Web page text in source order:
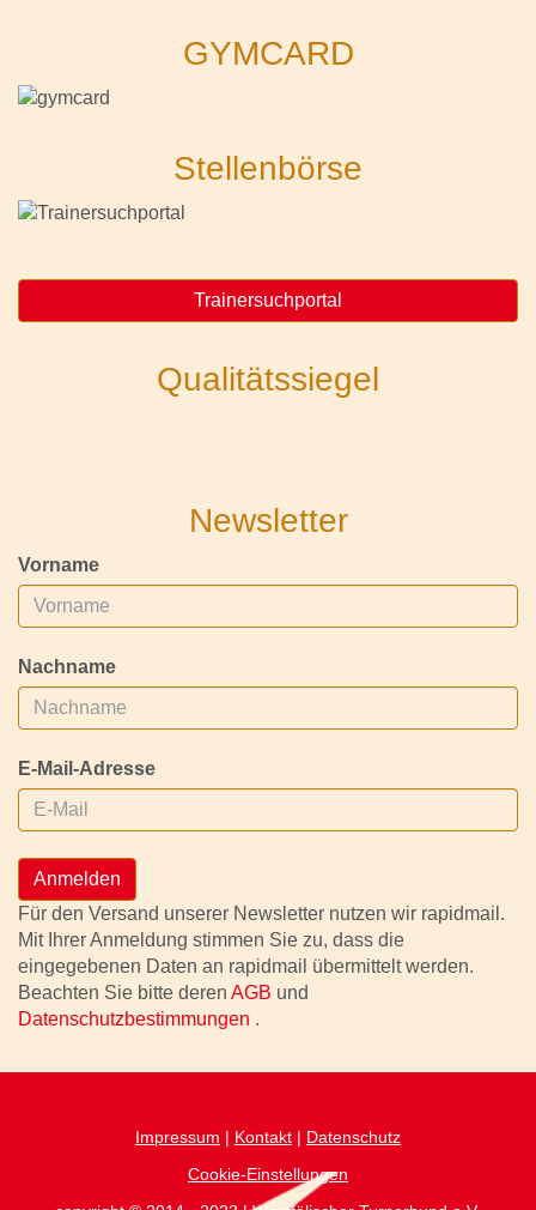
GYMCARD
Stellenbörse
Trainersuchportal
Qualitätssiegel
Newsletter
Vorname
Nachname
E-Mail-Adresse
Anmelden
Für den Versand unserer Newsletter nutzen wir rapidmail.
Mit Ihrer Anmeldung stimmen Sie zu, dass die
eingegebenen Daten an rapidmail übermittelt werden.
Beachten Sie bitte deren AGB und
Datenschutzbestimmungen .
Impressum | Kontakt | Datenschutz
Cookie-Einstellungen